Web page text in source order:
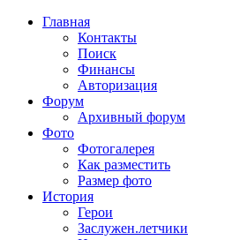
Главная
Контакты
Поиск
Финансы
Авторизация
Форум
Архивный форум
Фото
Фотогалерея
Как разместить
Размер фото
История
Герои
Заслужен.летчики